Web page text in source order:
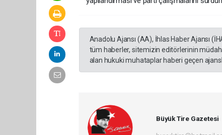
Anadolu Ajansı (AA), İhlas Haber Ajansı
tüm haberler, sitemizin editörlerinin
alan hukuki muhataplar haberi geçen
Büyük Tire Gazetesi